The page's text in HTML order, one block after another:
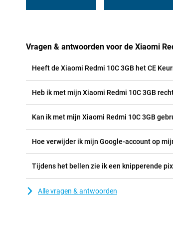
Vragen & antwoorden voor de Xiaomi
Heeft de Xiaomi Redmi 10C 3GB het CE
Heb ik met mijn Xiaomi Redmi 10C 3GB
Kan ik met mijn Xiaomi Redmi 10C 3GB
Hoe verwijder ik mijn Google-account op
Tijdens het bellen zie ik een knipperende
Alle vragen & antwoorden